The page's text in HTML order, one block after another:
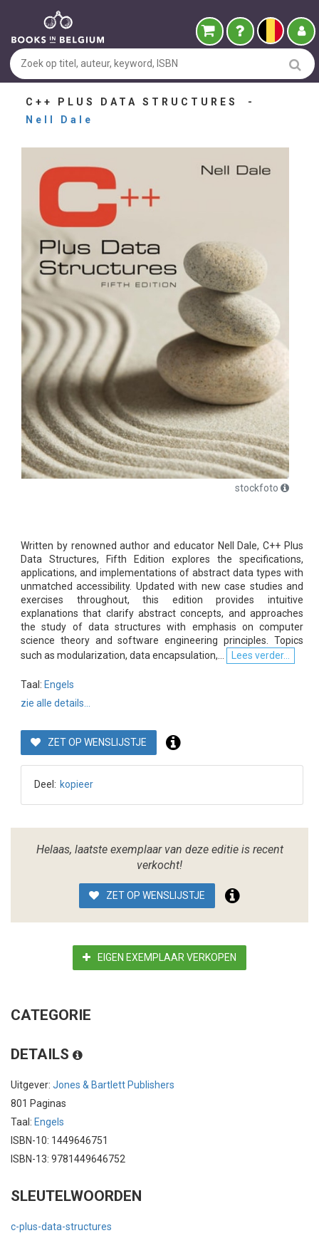
C++ PLUS DATA STRUCTURES -
Nell Dale
stockfoto
Written by renowned author and educator Nell Dale, C++ Plus
Data Structures, Fifth Edition explores the specifications,
applications, and implementations of abstract data types with
unmatched accessibility. Updated with new case studies and
exercises throughout, this edition provides intuitive
explanations that clarify abstract concepts, and approaches
the study of data structures with emphasis on computer
science theory and software engineering principles. Topics
such as modularization, data encapsulation,...
Lees verder...
Taal: Engels
zie alle details...
ZET OP WENSLIJSTJE
Deel: kopieer
Helaas, laatste exemplaar van deze editie is recent
verkocht!
ZET OP WENSLIJSTJE
EIGEN EXEMPLAAR VERKOPEN
CATEGORIE
DETAILS
Uitgever: Jones & Bartlett Publishers
801 Paginas
Taal: Engels
ISBN-10: 1449646751
ISBN-13: 9781449646752
SLEUTELWOORDEN
c-plus-data-structures